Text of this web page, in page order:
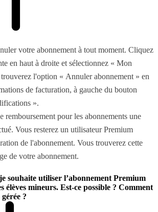
votre abonnement à tout moment. Cliquez
en haut à droite et sélectionnez « Mon
l'option « Annuler abonnement » en
de facturation, à gauche du bouton
».
remboursement pour les abonnements une
Vous resterez un utilisateur Premium
de l'abonnement. Vous trouverez cette
de votre abonnement.
souhaite utiliser l’abonnement Premium
élèves mineurs. Est-ce possible ? Comment
?